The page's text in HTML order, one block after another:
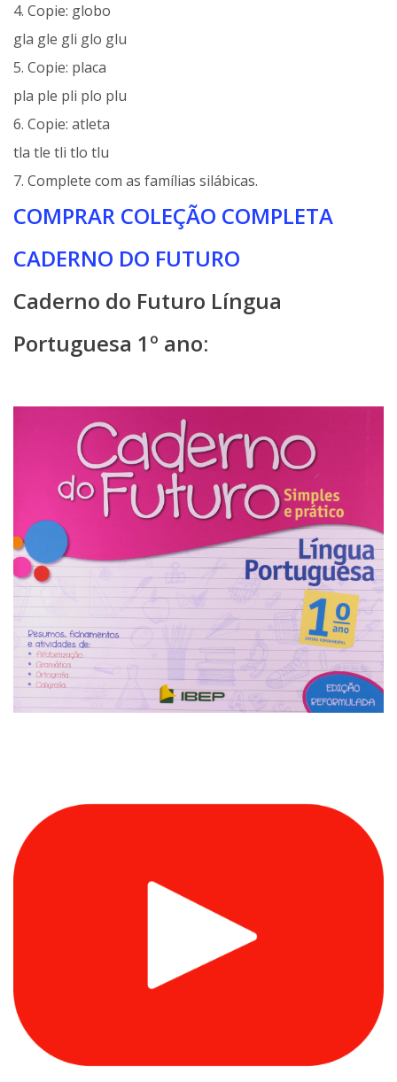
4. Copie: globo
gla gle gli glo glu
5. Copie: placa
pla ple pli plo plu
6. Copie: atleta
tla tle tli tlo tlu
7. Complete com as famílias silábicas.
COMPRAR COLEÇÃO COMPLETA
CADERNO DO FUTURO
Caderno do Futuro Língua
Portuguesa 1º ano: